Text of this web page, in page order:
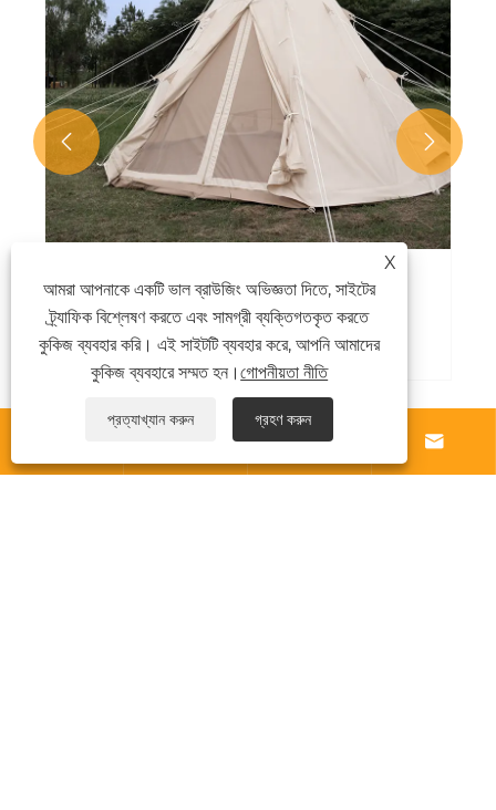
একটি ঝড়-প্রুফ পিরামিড তাঁবু সেটআপের রহস্য কী?
আরো দেখুন >>
 
আমাদের সম্পর্কে
 
X
আমরা আপনাকে একটি ভাল ব্রাউজিং অভিজ্ঞতা দিতে, সাইটের
ট্র্যাফিক বিশ্লেষণ করতে এবং সামগ্রী ব্যক্তিগতকৃত করতে
কুকিজ ব্যবহার করি। এই সাইটটি ব্যবহার করে, আপনি আমাদের
কুকিজ ব্যবহারে সম্মত হন।গোপনীয়তা নীতি
প্রত্যাখ্যান করুন গ্রহণ করুন